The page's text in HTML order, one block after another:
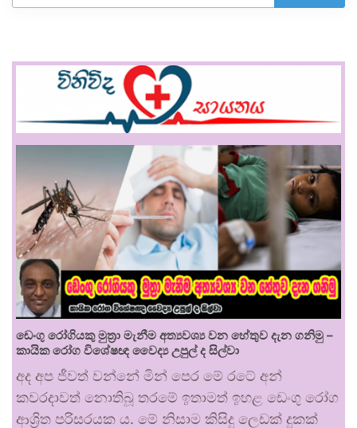
ඩෙංගු රෝගියකු ⁣මුත්‍රා මැනීම අත්‍යවශ්‍ය වන හේතුව දැන ගනිමු –
කායික රෝග විශේෂඥ වෛද්‍ය උපුල් ද සිල්වා
අද අප ජීවත් වන්නේ මින් පෙර මේ රටේ අන්
කවරදාවත් නොතිබූ තරමේ ඉතාමත් ඉහළ ඩෙංගු රෝග
ආශ්‍රිත පරිසරයක ය. මේ නිසාම කිසිදු ලෙඩක් දුකක්